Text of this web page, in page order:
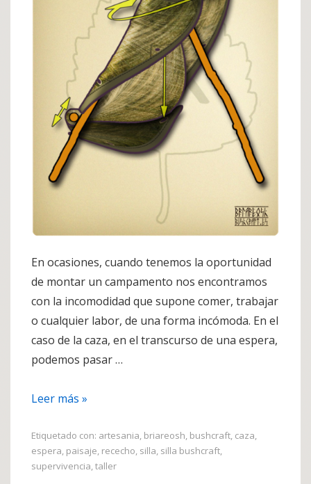
En ocasiones, cuando tenemos la oportunidad
de montar un campamento nos encontramos
con la incomodidad que supone comer, trabajar
o cualquier labor, de una forma incómoda. En el
caso de la caza, en el transcurso de una espera,
podemos pasar …
Construcción
una
silla
bushcraft
Leer más »
Etiquetado con: artesania briareosh bushcraft caza
espera paisaje rececho silla silla bushcraft
supervivencia taller